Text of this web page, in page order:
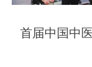
首届中国中